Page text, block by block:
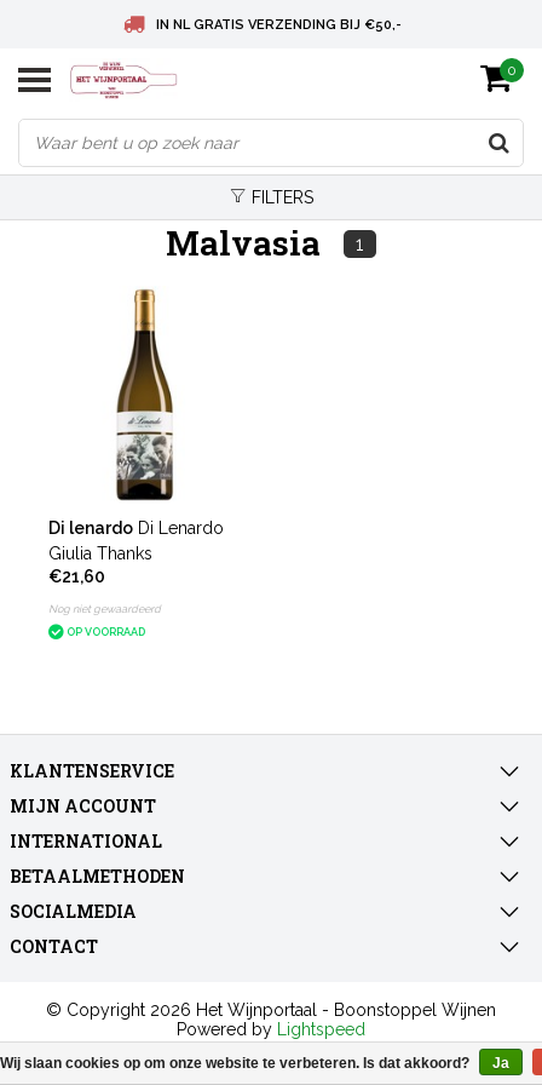
IN NL GRATIS VERZENDING BIJ €50,-
BELGIE GRATIS VERZENDING BIJ € 75
DEUTSCHLAND VERSANDKOSTENFREI AB € 75
0
FILTERS
Malvasia 1
Di lenardo Di Lenardo
Giulia Thanks
€21,60
Nog niet gewaardeerd
OP VOORRAAD
KLANTENSERVICE
MIJN ACCOUNT
INTERNATIONAL
BETAALMETHODEN
SOCIALMEDIA
CONTACT
© Copyright 2026 Het Wijnportaal - Boonstoppel Wijnen
Powered by
Lightspeed
All rights reserved byInStijl Media
Wij slaan cookies op om onze website te verbeteren. Is dat akkoord? Ja